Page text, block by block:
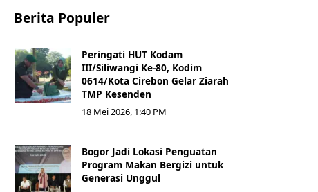
Berita Populer
Peringati HUT Kodam
III/Siliwangi Ke-80, Kodim
0614/Kota Cirebon Gelar Ziarah
TMP Kesenden
18 Mei 2026, 1:40 PM
Bogor Jadi Lokasi Penguatan
Program Makan Bergizi untuk
Generasi Unggul